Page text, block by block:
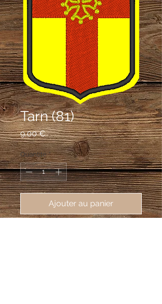
Tarn (81)
9,00 €Prix
Quantité *
Ajouter au panier